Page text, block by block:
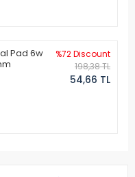
Pad 6w
%72 Discount
198,38 TL
54,66 TL